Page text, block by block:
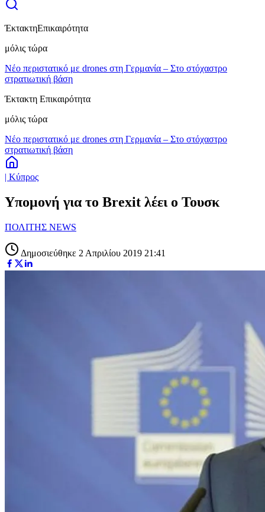
ΈκτακτηΕπικαιρότητα
μόλις τώρα
Νέο περιστατικό με drones στη Γερμανία – Στο στόχαστρο
στρατιωτική βάση
Έκτακτη Επικαιρότητα
μόλις τώρα
Νέο περιστατικό με drones στη Γερμανία – Στο στόχαστρο
στρατιωτική βάση
| Κύπρος
Υπομονή για το Brexit λέει ο Τουσκ
ΠΟΛΙΤΗΣ NEWS
Δημοσιεύθηκε 2 Απριλίου 2019 21:41